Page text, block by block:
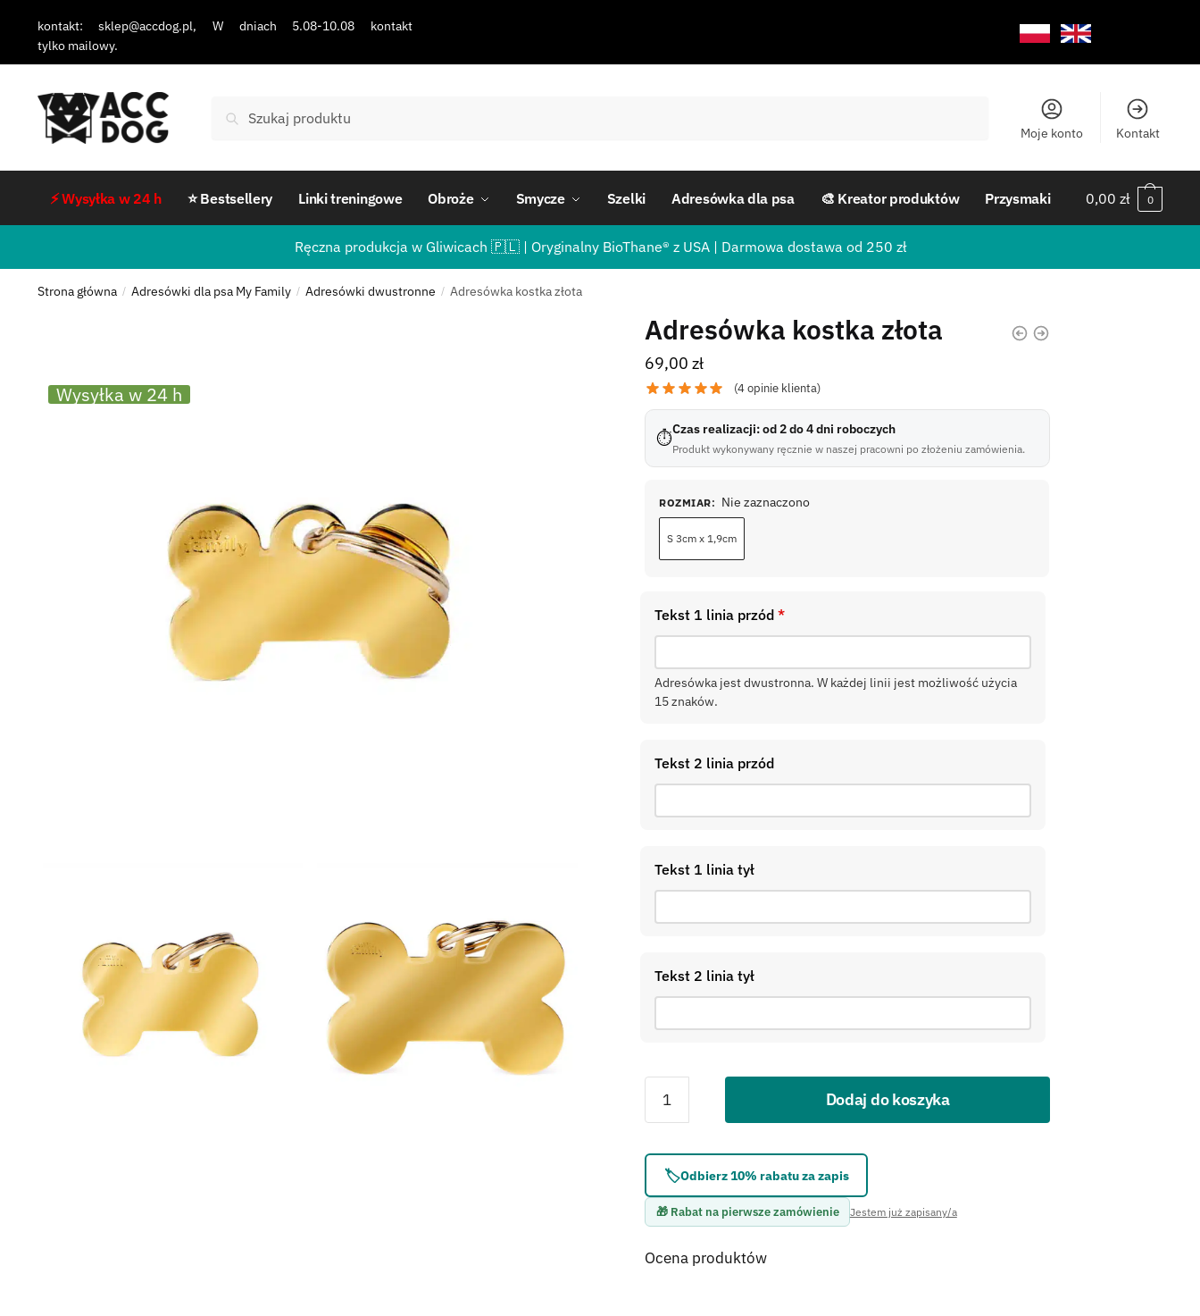
kontakt: sklep@accdog.pl, W dniach 5.08-10.08 kontakt
tylko mailowy.
Szukaj
Moje konto Kontakt
⚡ Wysyłka w 24 h ⭐ Bestsellery Linki treningowe Obroże Smycze Szelki Adresówka dla psa 🎨 Kreator produktów Przysmaki 0,00zł 0
Ręczna produkcja w Gliwicach 🇵🇱 | Oryginalny BioThane® z USA | Darmowa dostawa od 250 zł
Strona główna / Adresówki dla psa My Family / Adresówki dwustronne / Adresówka kostka złota
Wysyłka w 24 h
Adresówka kostka złota
69,00zł
(4opinie klienta)
⏱Czas realizacji: od 2 do 4 dni roboczych
Produkt wykonywany ręcznie w naszej pracowni po złożeniu zamówienia.
ROZMIAR: Nie zaznaczono
S 3cm x 1,9cm
Tekst 1 linia przód *
Adresówka jest dwustronna. W każdej linii jest możliwość użycia
15 znaków.
Tekst 2 linia przód
Tekst 1 linia tył
Tekst 2 linia tył
Dodaj do koszyka
🏷️Odbierz 10% rabatu za zapis
🎁 Rabat na pierwsze zamówienie Jestem już zapisany/a
Ocena produktów